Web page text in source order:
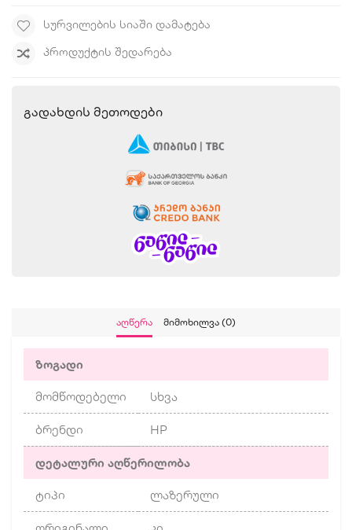
ᲡᲣᲠᲕᲘᲚᲔᲑᲘᲡ ᲡᲘᲐᲨᲘ ᲓᲐᲛᲐᲢᲔᲑᲐ
ᲞᲠᲝᲓᲣᲥᲢᲘᲡ ᲨᲔᲓᲐᲠᲔᲑᲐ
Გადახდის Მეთოდები
Აღწერა Მიმოხილვა (0)
ზოგადი
მომწოდებელი სხვა
ბრენდი HP
დეტალური აღწერილობა
ტიპი ლაზერული